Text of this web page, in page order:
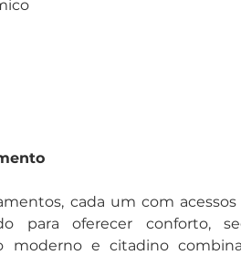
cada um com
para oferecer conforto,
moderno e citadino